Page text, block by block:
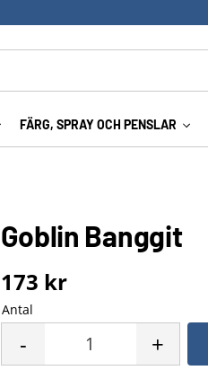
FÄRG, SPRAY OCH PENSLAR
Goblin Banggit
173 kr
Antal
+
-